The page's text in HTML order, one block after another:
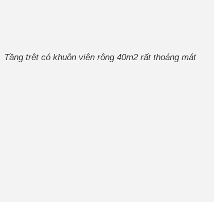
Tầng trệt có khuôn viên rộng 40m2 rất thoáng mát